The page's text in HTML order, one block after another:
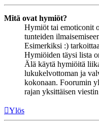
Mitä ovat hymiöt?
Hymiöt tai emoticonit
tunteiden
Esimerkiksi :)
Hymiöiden täysi lista
Älä käytä hymiöitä
lukukelvottoman ja
kokonaan. Foorumin
rajan yksittäisen
Ylös